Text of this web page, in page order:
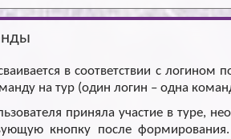
в соответствии с логином
на тур (один логин – одна
приняла участие в туре,
кнопку после